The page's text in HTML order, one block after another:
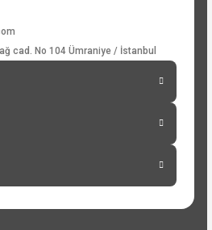
cad. No 104 Ümraniye / İstanbul